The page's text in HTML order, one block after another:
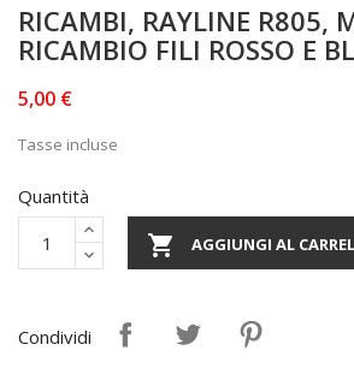
RICAMBI, RAYLINE R805,
RICAMBIO FILI ROSSO E
5,00 €
Tasse incluse
Quantità
 AGGIUNGI AL
Condividi